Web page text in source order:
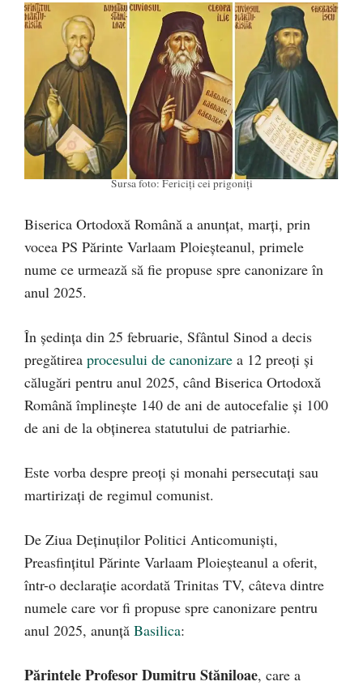
Sursa foto: Fericiți cei prigoniți
Biserica Ortodoxă Română a anunțat, marți, prin
vocea PS Părinte Varlaam Ploieșteanul, primele
nume ce urmează să fie propuse spre canonizare în
anul 2025.
În ședința din 25 februarie, Sfântul Sinod a decis
pregătirea procesului de canonizare a 12 preoți și
călugări pentru anul 2025, când Biserica Ortodoxă
Română împlinește 140 de ani de autocefalie și 100
de ani de la obținerea statutului de patriarhie.
Este vorba despre preoți și monahi persecutați sau
martirizați de regimul comunist.
De Ziua Deținuților Politici Anticomuniști,
Preasfințitul Părinte Varlaam Ploieșteanul a oferit,
într-o declarație acordată Trinitas TV, câteva dintre
numele care vor fi propuse spre canonizare pentru
anul 2025, anunță Basilica:
Părintele Profesor Dumitru Stăniloae, care a